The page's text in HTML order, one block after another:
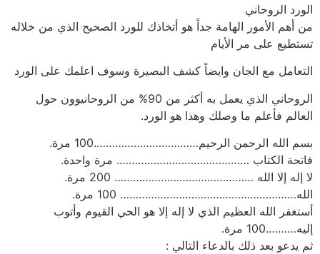
الورد الروحاني
من أهم الأمور الهامة جداً هو أتخاذك للورد الصحيح الذي من خلاله
تستطيع على مر الأيام
التعامل مع الجان وايضاً كشف البصيرة وسوف اعلمك على الورد
الروحاني الذي يعمل به أكثر من 90% من الروحانيوون حول
العالم فأعلم ما وصلك وهذا هو الورد.
بسم الله الرحمن الرحيم…………………………….100 مرة.
فاتحة الكتاب ……………………………………. مرة واحدة.
لا إله إلا الله ……………………………………… 200 مرة.
الله………………………………………………… 100 مرة.
أستغفر الله العظيم الذي لا إله إلا هو الحي القيوم وأتوب
إليه……….100 مرة.
ثم يدعو بعد ذلك بالدعاء التالي :